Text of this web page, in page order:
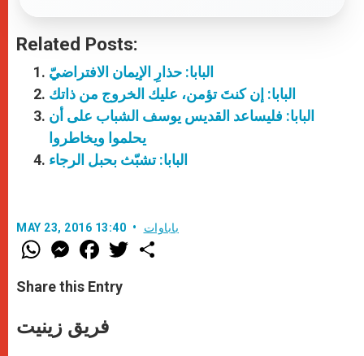
Related Posts:
البابا: حذارِ الإيمان الافتراضيّ
البابا: إن كنتَ تؤمن، عليك الخروج من ذاتك
البابا: فليساعد القديس يوسف الشباب على أن
يحلموا ويخاطروا
البابا: تشبّث بحبل الرجاء
MAY 23, 2016 13:40 باباوات
W
h
t
s
p
p
M
e
s
e
g
e
F
a
e
b
o
k
w
Share this Entry
فريق زينيت